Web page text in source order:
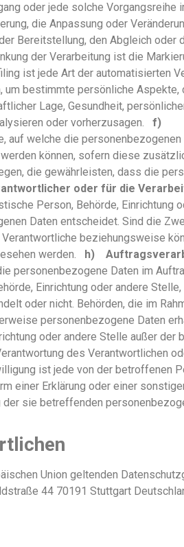
oder jede solche Vorgangsreihe
die Anpassung oder
Bereitstellung, den Abgleich oder
der Verarbeitung ist die
ist jede Art der automatisierten
bestimmte persönliche Aspekte,
Lage, Gesundheit,
oder vorherzusagen. f)
auf welche die personenbezogenen
können, sofern diese
die gewährleisten, dass die
oder für die
Person, Behörde, Einrichtung
Daten entscheidet. Sind die
beziehungsweise
werden. h)
personenbezogene Daten im
Einrichtung oder andere Stelle,
oder nicht. Behörden, die im
personenbezogene Daten
oder andere Stelle außer der
des Verantwortlichen
ist jede von der betroffenen
einer Erklärung oder einer
sie betreffenden
Union geltenden
44 70191 Stuttgart